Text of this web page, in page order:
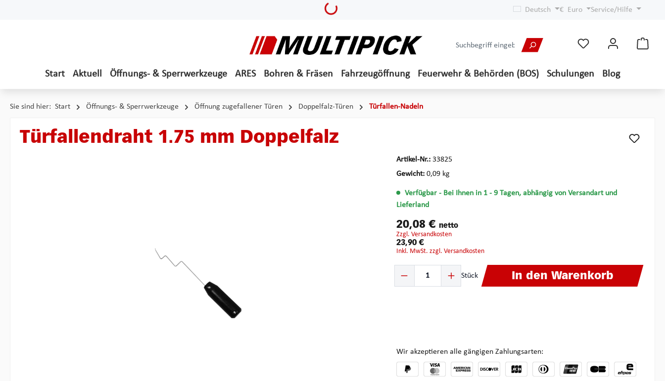
Loading... Deutsch € Euro Service/Hilfe
Start Aktuell Öffnungs- & Sperrwerkzeuge ARES Bohren & Fräsen Fahrzeugöffnung Feuerwehr & Behörden (BOS) Schulungen Blog
Sie sind hier: Start Öffnungs- & Sperrwerkzeuge Öffnung zugefallener Türen Doppelfalz-Türen Türfallen-Nadeln
Türfallendraht 1.75 mm Doppelfalz
Artikel-Nr.: 33825
Gewicht: 0,09 kg
Verfügbar - Bei Ihnen in 1 - 9 Tagen, abhängig von Versandart und
Lieferland
20,08 € netto
zzgl. Versandkosten
23,90 €
inkl. MwSt. zzgl. Versandkosten
Produkt Anzahl: Gib den gewünschten Wert ein oder benutze die Schaltflächen um die Anzahl zu
Stück In den Warenkorb
Wir akzeptieren alle gängigen Zahlungsarten: